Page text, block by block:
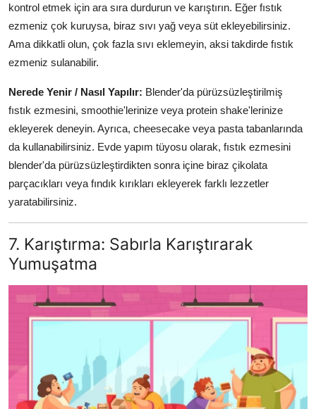
kontrol etmek için ara sıra durdurun ve karıştırın. Eğer fıstık
ezmeniz çok kuruysa, biraz sıvı yağ veya süt ekleyebilirsiniz.
Ama dikkatli olun, çok fazla sıvı eklemeyin, aksi takdirde fıstık
ezmeniz sulanabilir.
Nerede Yenir / Nasıl Yapılır: Blender'da pürüzsüzleştirilmiş
fıstık ezmesini, smoothie'lerinize veya protein shake'lerinize
ekleyerek deneyin. Ayrıca, cheesecake veya pasta tabanlarında
da kullanabilirsiniz. Evde yapım tüyosu olarak, fıstık ezmesini
blender'da pürüzsüzleştirdikten sonra içine biraz çikolata
parçacıkları veya fındık kırıkları ekleyerek farklı lezzetler
yaratabilirsiniz.
7. Karıştırma: Sabırla Karıştırarak
Yumuşatma